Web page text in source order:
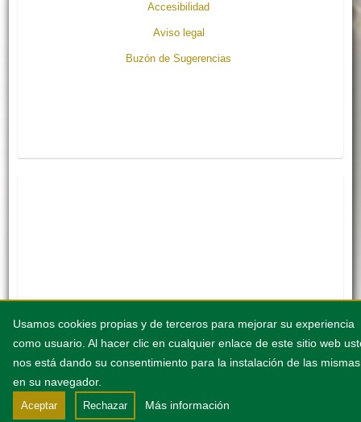
Usamos cookies propias y de terceros para mejorar su experiencia
como usuario. Al hacer clic en cualquier enlace de este sitio web
nos está dando su consentimiento para la instalación de las mismas
en su navegador.
Aceptar Rechazar Más información
Accesibilidad
Aviso legal
Buzón de Sugerencias